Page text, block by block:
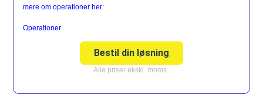
mere om operationer her:
Operationer
Bestil din løsning
Alle priser ekskl. moms.